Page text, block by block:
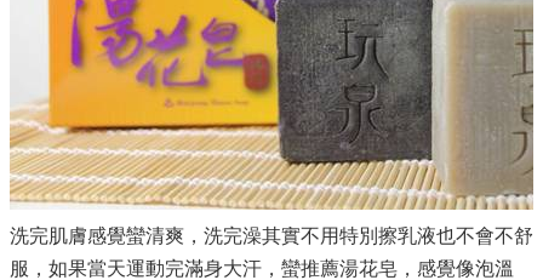
洗完肌膚感覺蠻清爽，洗完澡其實不用特別擦乳液也不會不舒
服，如果當天運動完滿身大汗，蠻推薦湯花皂，感覺像泡溫